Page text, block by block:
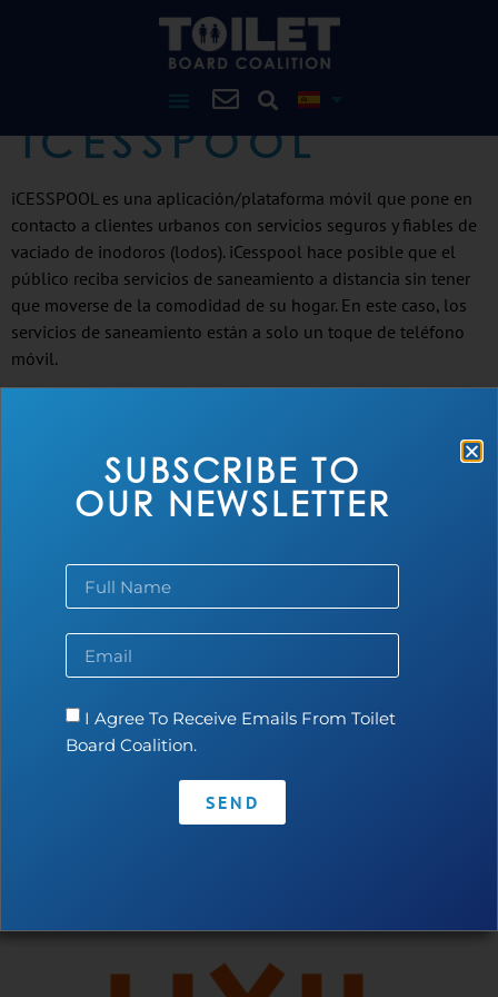
ICESSPOOL
iCESSPOOL es una aplicación/plataforma móvil que pone en
contacto a clientes urbanos con servicios seguros y fiables de
vaciado de inodoros (lodos). iCesspool hace posible que el
público reciba servicios de saneamiento a distancia sin tener
que moverse de la comodidad de su hogar. En este caso, los
servicios de saneamiento están a solo un toque de teléfono
móvil.
Contact
SUBSCRIBE TO
OUR NEWSLETTER
I Agree To Receive Emails From Toilet
Board Coalition.
SEND